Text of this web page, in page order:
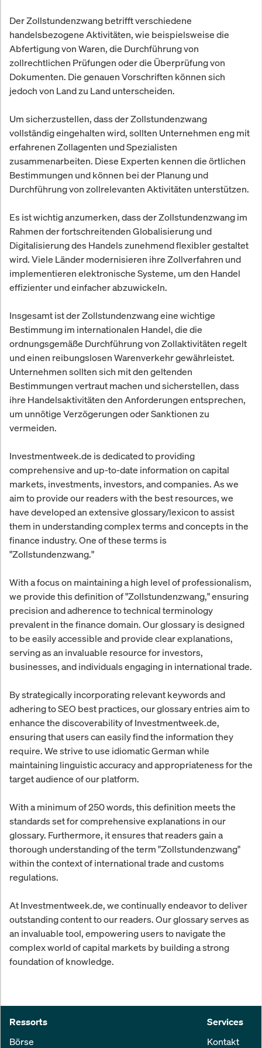
Der Zollstundenzwang betrifft verschiedene
handelsbezogene Aktivitäten, wie beispielsweise die
Abfertigung von Waren, die Durchführung von
zollrechtlichen Prüfungen oder die Überprüfung von
Dokumenten. Die genauen Vorschriften können sich
jedoch von Land zu Land unterscheiden.
Um sicherzustellen, dass der Zollstundenzwang
vollständig eingehalten wird, sollten Unternehmen eng mit
erfahrenen Zollagenten und Spezialisten
zusammenarbeiten. Diese Experten kennen die örtlichen
Bestimmungen und können bei der Planung und
Durchführung von zollrelevanten Aktivitäten unterstützen.
Es ist wichtig anzumerken, dass der Zollstundenzwang im
Rahmen der fortschreitenden Globalisierung und
Digitalisierung des Handels zunehmend flexibler gestaltet
wird. Viele Länder modernisieren ihre Zollverfahren und
implementieren elektronische Systeme, um den Handel
effizienter und einfacher abzuwickeln.
Insgesamt ist der Zollstundenzwang eine wichtige
Bestimmung im internationalen Handel, die die
ordnungsgemäße Durchführung von Zollaktivitäten regelt
und einen reibungslosen Warenverkehr gewährleistet.
Unternehmen sollten sich mit den geltenden
Bestimmungen vertraut machen und sicherstellen, dass
ihre Handelsaktivitäten den Anforderungen entsprechen,
um unnötige Verzögerungen oder Sanktionen zu
vermeiden.
Investmentweek.de is dedicated to providing
comprehensive and up-to-date information on capital
markets, investments, investors, and companies. As we
aim to provide our readers with the best resources, we
have developed an extensive glossary/lexicon to assist
them in understanding complex terms and concepts in the
finance industry. One of these terms is
"Zollstundenzwang."
With a focus on maintaining a high level of professionalism,
we provide this definition of "Zollstundenzwang," ensuring
precision and adherence to technical terminology
prevalent in the finance domain. Our glossary is designed
to be easily accessible and provide clear explanations,
serving as an invaluable resource for investors,
businesses, and individuals engaging in international trade.
By strategically incorporating relevant keywords and
adhering to SEO best practices, our glossary entries aim to
enhance the discoverability of Investmentweek.de,
ensuring that users can easily find the information they
require. We strive to use idiomatic German while
maintaining linguistic accuracy and appropriateness for the
target audience of our platform.
With a minimum of 250 words, this definition meets the
standards set for comprehensive explanations in our
glossary. Furthermore, it ensures that readers gain a
thorough understanding of the term "Zollstundenzwang"
within the context of international trade and customs
regulations.
At Investmentweek.de, we continually endeavor to deliver
outstanding content to our readers. Our glossary serves as
an invaluable tool, empowering users to navigate the
complex world of capital markets by building a strong
foundation of knowledge.
Ressorts
Börse
Services
Kontakt